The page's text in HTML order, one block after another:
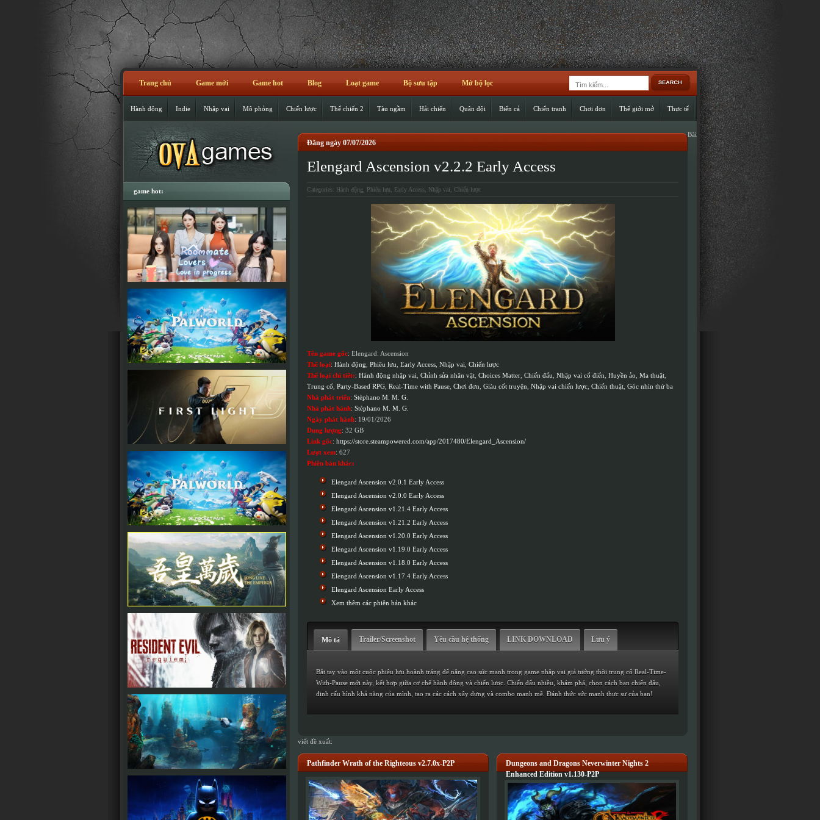
Trang chủ Game mới Game hot Blog Loạt game Bộ sưu tập Mở bộ lọc
Hành động Indie Nhập vai Mô phỏng Chiến lược Thế chiến 2 Tàu ngầm Hải chiến Quân đội Biển cả Chiến tranh Chơi đơn Thế giới mở Thực tế
Đăng ngày 07/07/2026
Elengard Ascension v2.2.2 Early Access
Categories: Hành động Phiêu lưu Early Access Nhập vai Chiến lược
Tên game gốc: Elengard: Ascension
Thể loại: Hành động Phiêu lưu Early Access Nhập vai Chiến lược
Thể loại chi tiết:: Hành động nhập vai Chỉnh sửa nhân vật Choices Matter Chiến đấu Nhập vai cổ điển Huyền ảo Ma thuật
Trung cổ Party-Based RPG Real-Time with Pause Chơi đơn Giàu cốt truyện Nhập vai chiến lược Chiến thuật Góc nhìn thứ ba
Nhà phát triển: Stèphano M. M. G.
Nhà phát hành: Stèphano M. M. G.
Ngày phát hành: 19/01/2026
Dung lượng: 32 GB
Link gốc: https://store.steampowered.com/app/2017480/Elengard_Ascension/
Lượt xem: 627
Phiên bản khác:
Elengard Ascension v2.0.1 Early Access
Elengard Ascension v2.0.0 Early Access
Elengard Ascension v1.21.4 Early Access
Elengard Ascension v1.21.2 Early Access
Elengard Ascension v1.20.0 Early Access
Elengard Ascension v1.19.0 Early Access
Elengard Ascension v1.18.0 Early Access
Elengard Ascension v1.17.4 Early Access
Elengard Ascension Early Access
Xem thêm các phiên bản khác
Mô tả Trailer/Screenshot Yêu cầu hệ thống LINK DOWNLOAD Lưu ý
Bắt tay vào một cuộc phiêu lưu hoành tráng để nâng cao sức mạnh trong game nhập vai giả tưởng thời trung cổ Real-Time-
With-Pause mới này, kết hợp giữa cơ chế hành động và chiến lược. Chiến đấu nhiều, khám phá, chọn cách bạn chiến đấu,
định cấu hình khả năng của mình, tạo ra các cách xây dựng và combo mạnh mẽ. Đánh thức sức mạnh thực sự của bạn!
Bài
viết đề xuất:
Pathfinder Wrath of the Righteous v2.7.0x-P2P
Dungeons and Dragons Neverwinter Nights 2
Enhanced Edition v1.130-P2P
game hot: